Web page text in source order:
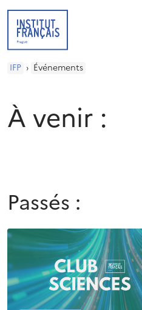
IFP › Événements
À venir :
Passés :